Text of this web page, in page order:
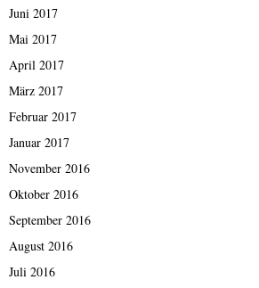
Juni 2017
Mai 2017
April 2017
März 2017
Februar 2017
Januar 2017
November 2016
Oktober 2016
September 2016
August 2016
Juli 2016